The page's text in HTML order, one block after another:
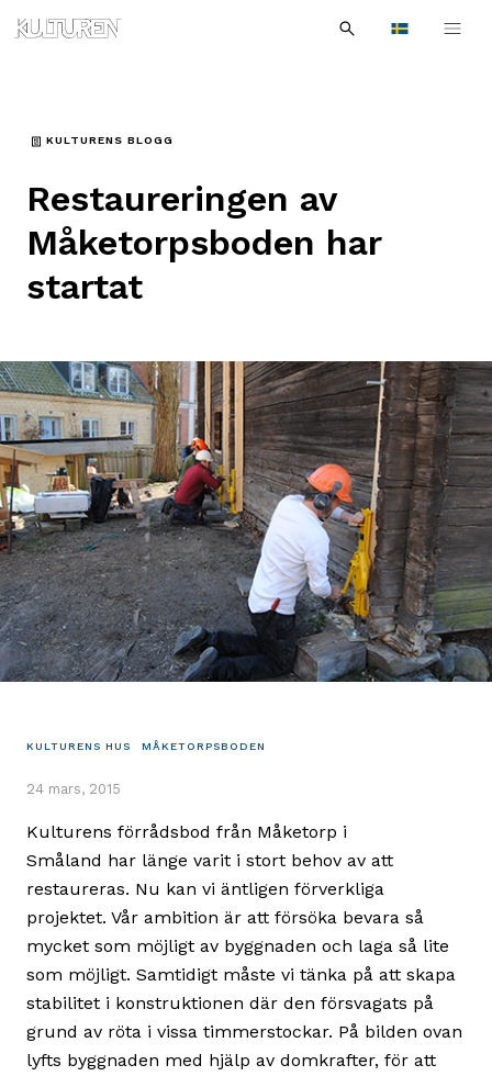
navigationen
innehållet
Languages
efter:
Sök
KULTURENS BLOGG
Restaureringen av
Måketorpsboden har
startat
KULTURENS HUS MÅKETORPSBODEN
24 mars, 2015
Kulturens förrådsbod från Måketorp i
Småland har länge varit i stort behov av att
restaureras. Nu kan vi äntligen förverkliga
projektet. Vår ambition är att försöka bevara så
mycket som möjligt av byggnaden och laga så lite
som möjligt. Samtidigt måste vi tänka på att skapa
stabilitet i konstruktionen där den försvagats på
grund av röta i vissa timmerstockar. På bilden ovan
lyfts byggnaden med hjälp av domkrafter, för att